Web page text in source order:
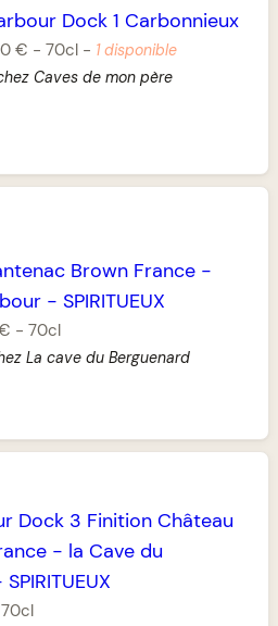
Dock 1 Carbonnieux
€ - 70cl- 1 disponible
Caves de mon père
Brown France-
- SPIRITUEUX
- 70cl
La cave du Berguenard
Dock 3 Finition Château
- la Cave du
SPIRITUEUX
70cl